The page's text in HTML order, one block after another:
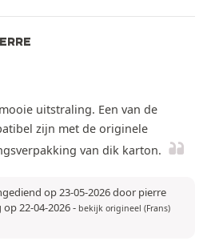
uitstraling. Een van de
zijn met de originele
van dik karton.
op 23-05-2026 door pierre
22-04-2026- bekijk origineel (Frans)